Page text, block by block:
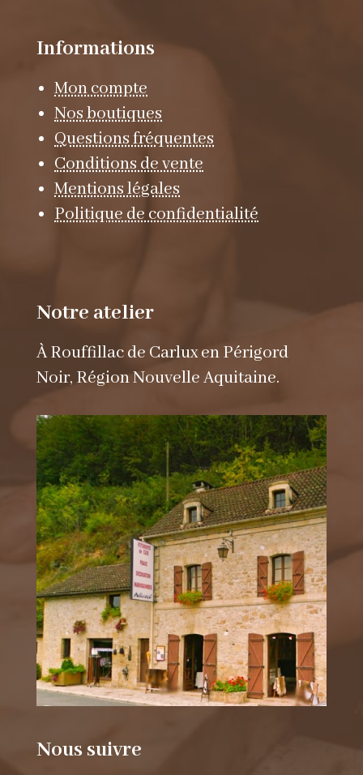
Informations
Mon compte
Nos boutiques
Questions fréquentes
Conditions de vente
Mentions légales
Politique de confidentialité
Notre atelier
À Rouffillac de Carlux en Périgord
Noir, Région Nouvelle Aquitaine.
Nous suivre